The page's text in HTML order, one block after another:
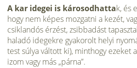
A kar idegei is károsodhattak, és
hogy nem képes mozgatni a kezét,
csiklandós érzést, zsibbadást
haladó ide­gekre gyakorolt helyi
test súlya váltott ki), mint­hogy ezeket
izom vagy más „párna”.